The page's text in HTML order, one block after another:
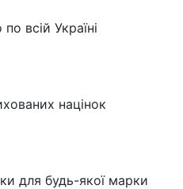
всій Україні
націнок
для будь-якої марки